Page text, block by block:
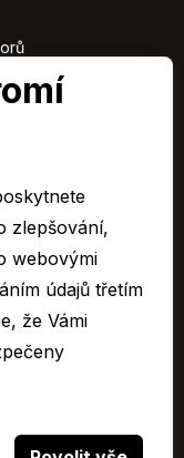
zlepšování,
webovými
že Vámi